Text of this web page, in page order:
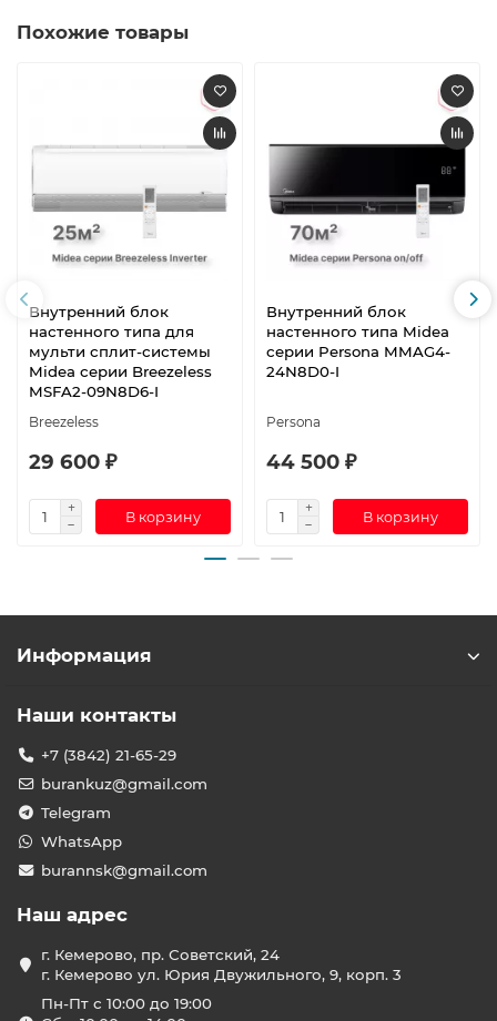
Похожие товары
Внутренний блок
настенного типа для
мульти сплит-системы
Midea серии Breezeless
MSFA2-09N8D6-I
Breezeless
29 600 ₽
В корзину
Внутренний блок
настенного типа Midea
серии Persona MMAG4-
24N8D0-I
Persona
44 500 ₽
В корзину
Информация
Наши контакты
+7 (3842) 21-65-29
burankuz@gmail.com
Telegram
WhatsApp
burannsk@gmail.com
Наш адрес
г. Кемерово, пр. Советский, 24
г. Кемерово ул. Юрия Двужильного, 9, корп. 3
Пн-Пт с 10:00 до 19:00